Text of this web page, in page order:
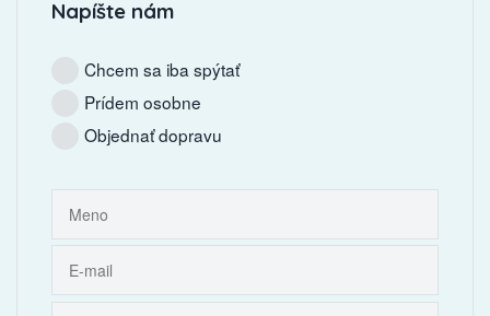
Napíšte nám
Chcem sa iba spýtať
Prídem osobne
Objednať dopravu